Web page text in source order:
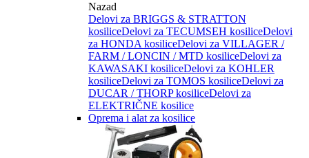
Nazad
Delovi za BRIGGS & STRATTON
kosiliceDelovi za TECUMSEH kosiliceDelovi
za HONDA kosiliceDelovi za VILLAGER /
FARM / LONCIN / MTD kosiliceDelovi za
KAWASAKI kosiliceDelovi za KOHLER
kosiliceDelovi za TOMOS kosiliceDelovi za
DUCAR / THORP kosiliceDelovi za
ELEKTRIČNE kosilice
Oprema i alat za kosilice